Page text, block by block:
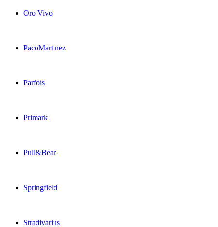
Oro Vivo
PacoMartinez
Parfois
Primark
Pull&Bear
Springfield
Stradivarius